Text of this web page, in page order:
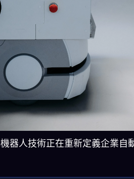
器人技術正在重新定義企業自